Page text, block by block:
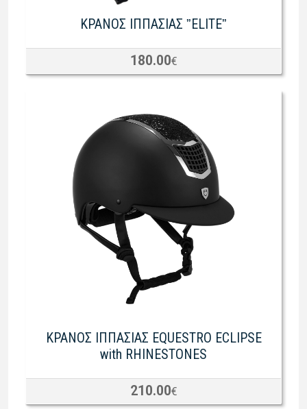
ΚΡΑΝΟΣ ΙΠΠΑΣΙΑΣ ˮELITEˮ
180.00€
KΡΑΝΟΣ ΙΠΠΑΣΙΑΣ EQUESTRO ECLIPSE
with RHINESTONES
210.00€